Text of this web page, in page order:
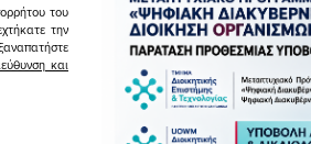
του
την
και